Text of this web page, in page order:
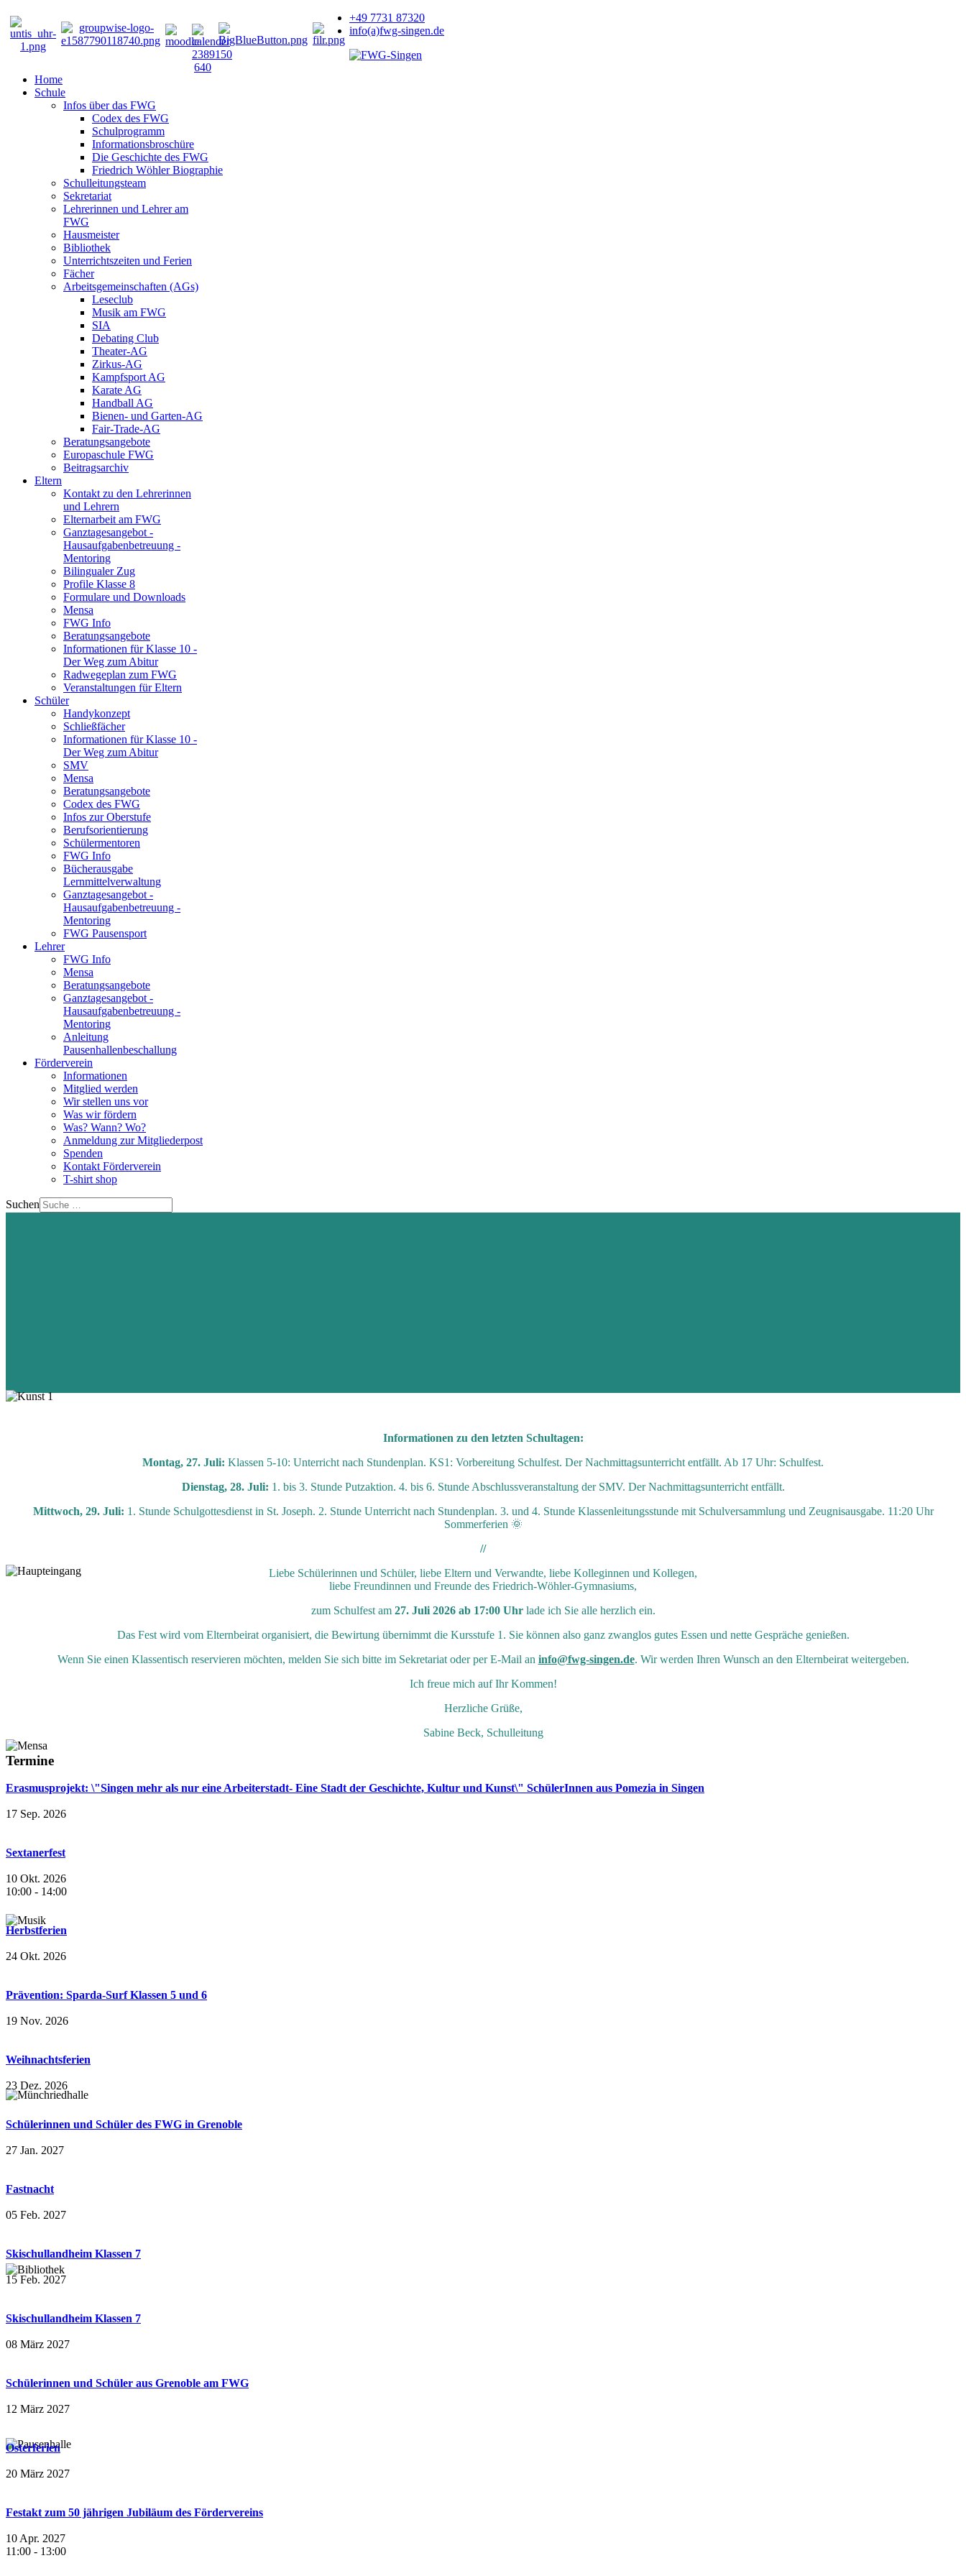
+49 7731 87320
info(a)fwg-singen.de
Home
Schule
Infos über das FWG
Codex des FWG
Schulprogramm
Informationsbroschüre
Die Geschichte des FWG
Friedrich Wöhler Biographie
Schulleitungsteam
Sekretariat
Lehrerinnen und Lehrer am
FWG
Hausmeister
Bibliothek
Unterrichtszeiten und Ferien
Fächer
Arbeitsgemeinschaften (AGs)
Leseclub
Musik am FWG
SIA
Debating Club
Theater-AG
Zirkus-AG
Kampfsport AG
Karate AG
Handball AG
Bienen- und Garten-AG
Fair-Trade-AG
Beratungsangebote
Europaschule FWG
Beitragsarchiv
Eltern
Kontakt zu den Lehrerinnen
und Lehrern
Elternarbeit am FWG
Ganztagesangebot -
Hausaufgabenbetreuung -
Mentoring
Bilingualer Zug
Profile Klasse 8
Formulare und Downloads
Mensa
FWG Info
Beratungsangebote
Informationen für Klasse 10 -
Der Weg zum Abitur
Radwegeplan zum FWG
Veranstaltungen für Eltern
Schüler
Handykonzept
Schließfächer
Informationen für Klasse 10 -
Der Weg zum Abitur
SMV
Mensa
Beratungsangebote
Codex des FWG
Infos zur Oberstufe
Berufsorientierung
Schülermentoren
FWG Info
Bücherausgabe
Lernmittelverwaltung
Ganztagesangebot -
Hausaufgabenbetreuung -
Mentoring
FWG Pausensport
Lehrer
FWG Info
Mensa
Beratungsangebote
Ganztagesangebot -
Hausaufgabenbetreuung -
Mentoring
Anleitung
Pausenhallenbeschallung
Förderverein
Informationen
Mitglied werden
Wir stellen uns vor
Was wir fördern
Was? Wann? Wo?
Anmeldung zur Mitgliederpost
Spenden
Kontakt Förderverein
T-shirt shop
Suchen
Informationen zu den letzten Schultagen:
Montag, 27. Juli: Klassen 5-10: Unterricht nach Stundenplan. KS1: Vorbereitung Schulfest. Der Nachmittagsunterricht entfällt. Ab 17 Uhr: Schulfest.
Dienstag, 28. Juli: 1. bis 3. Stunde Putzaktion. 4. bis 6. Stunde Abschlussveranstaltung der SMV. Der Nachmittagsunterricht entfällt.
Mittwoch, 29. Juli: 1. Stunde Schulgottesdienst in St. Joseph. 2. Stunde Unterricht nach Stundenplan. 3. und 4. Stunde Klassenleitungsstunde mit Schulversammlung und Zeugnisausgabe. 11:20 Uhr
Sommerferien 🌞
//
Liebe Schülerinnen und Schüler, liebe Eltern und Verwandte, liebe Kolleginnen und Kollegen,
liebe Freundinnen und Freunde des Friedrich-Wöhler-Gymnasiums,
zum Schulfest am 27. Juli 2026 ab 17:00 Uhrlade ich Sie alle herzlich ein.
Das Fest wird vom Elternbeirat organisiert, die Bewirtung übernimmt die Kursstufe 1. Sie können also ganz zwanglos gutes Essen und nette Gespräche genießen.
Wenn Sie einen Klassentisch reservieren möchten, melden Sie sich bitte im Sekretariat oder per E-Mail an info@fwg-singen.de. Wir werden Ihren Wunsch an den Elternbeirat weitergeben.
Ich freue mich auf Ihr Kommen!
Herzliche Grüße,
Sabine Beck, Schulleitung
Termine
Erasmusprojekt: \"Singen mehr als nur eine Arbeiterstadt- Eine Stadt der Geschichte, Kultur und Kunst\" SchülerInnen aus Pomezia in Singen
17 Sep. 2026
Sextanerfest
10 Okt. 2026
10:00 - 14:00
Herbstferien
24 Okt. 2026
Prävention: Sparda-Surf Klassen 5 und 6
19 Nov. 2026
Weihnachtsferien
23 Dez. 2026
Schülerinnen und Schüler des FWG in Grenoble
27 Jan. 2027
Fastnacht
05 Feb. 2027
Skischullandheim Klassen 7
15 Feb. 2027
Skischullandheim Klassen 7
08 März 2027
Schülerinnen und Schüler aus Grenoble am FWG
12 März 2027
Osterferien
20 März 2027
Festakt zum 50 jährigen Jubiläum des Fördervereins
10 Apr. 2027
11:00 - 13:00